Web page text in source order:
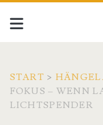
START >
FOKUS – WENN
LICHTSPENDER